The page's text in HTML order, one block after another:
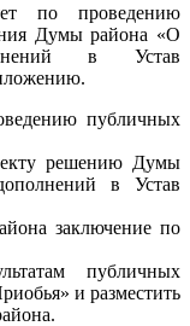
по проведению
Думы района «О
в Устав
публичных
решению Думы
в Устав
заключение по
публичных
и разместить